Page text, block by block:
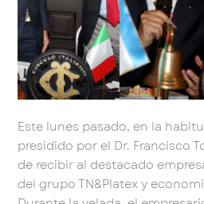
Este lunes pasado, en la
presidido por el Dr. Francisco
de recibir al destacado
del grupo TN&Platex y